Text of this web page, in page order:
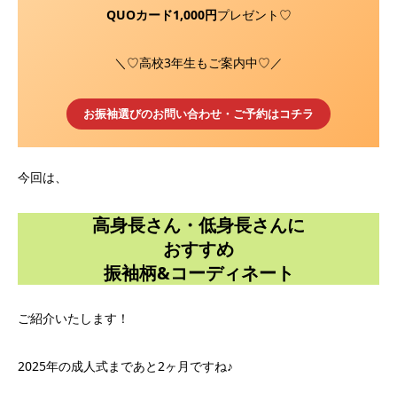
QUOカード1,000円プレゼント♡
＼♡高校3年生もご案内中♡／
お振袖選びのお問い合わせ・ご予約はコチラ
今回は、
高身長さん・低身長さんに
おすすめ
振袖柄&コーディネート
ご紹介いたします！
2025年の成人式まであと2ヶ月ですね♪